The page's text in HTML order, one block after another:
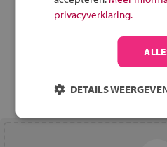
Terug naar overzicht
privacyverklaring.
DETAILS